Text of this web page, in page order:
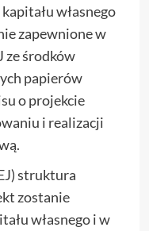
własnego
zapewnione w
ze środków
papierów
o projekcie
i realizacji
struktura
zostanie
własnego i w